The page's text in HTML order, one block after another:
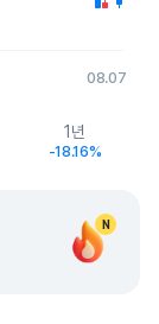
08.07
1년
-18.16%
N